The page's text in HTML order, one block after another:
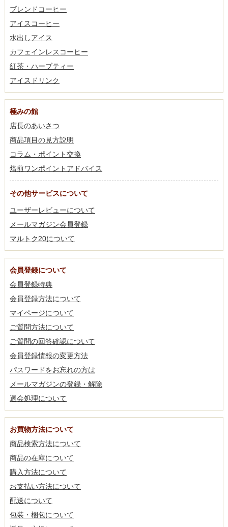
ブレンドコーヒー
アイスコーヒー
水出しアイス
カフェインレスコーヒー
紅茶・ハーブティー
アイスドリンク
極みの館
店長のあいさつ
商品項目の見方説明
コラム・ポイント交換
焙煎ワンポイントアドバイス
その他サービスについて
ユーザーレビューについて
メールマガジン会員登録
マルトク20について
会員登録について
会員登録特典
会員登録方法について
マイページについて
ご質問方法について
ご質問の回答確認について
会員登録情報の変更方法
パスワードをお忘れの方は
メールマガジンの登録・解除
退会処理について
お買物方法について
商品検索方法について
商品の在庫について
購入方法について
お支払い方法について
配送について
包装・梱包について